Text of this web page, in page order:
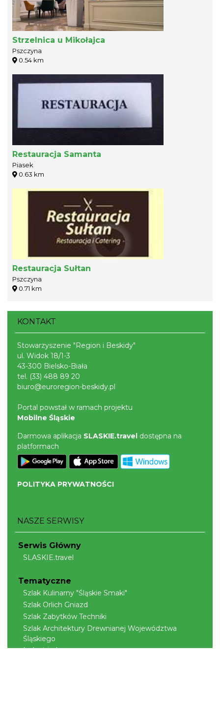
Strzelnica u Mikołajca
Pszczyna
0.54 km
Restauracja Samanta
Piasek
0.63 km
Restauracja Sułtan
Pszczyna
0.71 km
KONTAKT
Stowarzyszenie "Region i Beskidy"
ul. Widok 18/1-3
43-300 Bielsko-Biała
tel. (33) 488 89 20
biuro@euroregion-beskidy.pl
Portal powstał w ramach projektu
Mobilne Śląskie
Darmowa aplikacja SLASKIE.travel dostępna na
platformach
POLITYKA PRYWATNOŚCI
NASZE SERWISY
Serwis Główny
SLASKIE.travel
Tematyczne
Szlak Kulinarny "Śląskie Smaki"
Szlak Orlich Gniazd
Szlak Zabytków Techniki
Szlak Architektury Drewnianej Województwa
Śląskiego
Industriada